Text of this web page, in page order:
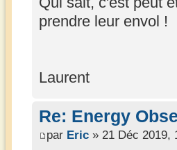
prendre leur envol !
Laurent
Re: Energy
par Eric » 21 Déc 2019,